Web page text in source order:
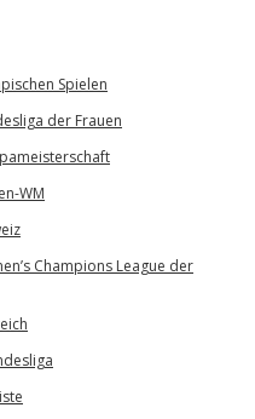
Spielen
der Frauen
WM
Champions League der